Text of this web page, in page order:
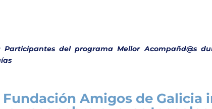
Participantes del programa Mellor Acompañd@s
Fundación Amigos de Galicia